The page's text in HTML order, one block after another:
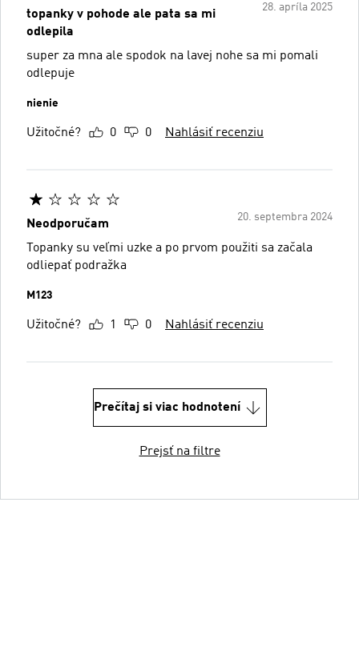
28. apríla 2025
topanky v pohode ale pata sa mi
odlepila
super za mna ale spodok na lavej nohe sa mi pomali
odlepuje
nienie
Užitočné? 0 0 Nahlásiť recenziu
20. septembra 2024
Neodporučam
Topanky su veľmi uzke a po prvom použiti sa začala
odliepať podražka
M123
Užitočné? 1 0 Nahlásiť recenziu
Prečítaj si viac hodnotení
Prejsť na filtre